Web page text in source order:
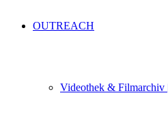
OUTREACH
Videothek & Filmarchiv